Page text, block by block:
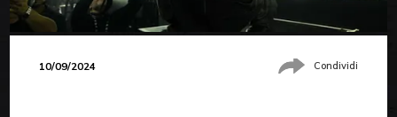
10/09/2024 Condividi